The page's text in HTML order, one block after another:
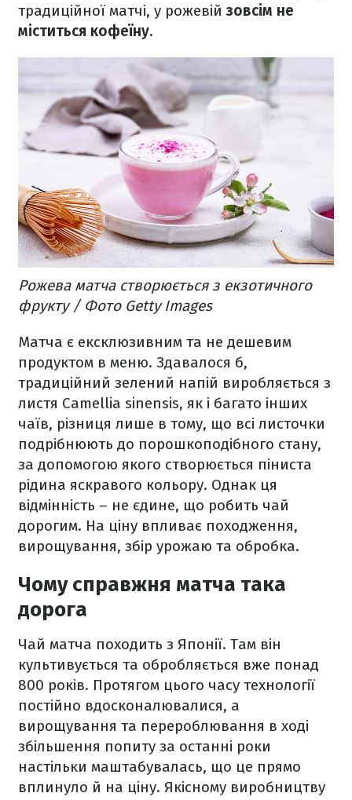
традиційної матчі, у рожевійзовсім не
міститься кофеїну.
Рожева матча створюється з екзотичного
фрукту / Фото Getty Images
Матча є ексклюзивним та не дешевим
продуктом в меню. Здавалося б,
традиційний зелений напій виробляється з
листя Camellia sinensis, як і багато інших
чаїв, різниця лише в тому, що всі листочки
подрібнюють до порошкоподібного стану,
за допомогою якого створюється піниста
рідина яскравого кольору. Однак ця
відмінність – не єдине, що робить чай
дорогим. На ціну впливає походження,
вирощування, збір урожаю та обробка.
Чому справжня матча така
дорога
Чай матча походить з Японії. Там він
культивується та обробляється вже понад
800 років. Протягом цього часу технології
постійно вдосконалювалися, а
вирощування та перероблювання в ході
збільшення попиту за останні роки
настільки маштабувалась, що це прямо
вплинуло й на ціну. Якісному виробництву